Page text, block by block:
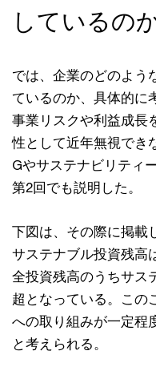
しているの
では、企業のどのよう
ているのか、具体的に
事業リスクや利益成⻑
性として近年無視でき
Gやサステナビリティ
第2回でも説明した。
下図は、その際に掲載
サステナブル投資残⾼
全投資残⾼のうちサス
超となっている。この
への取り組みが⼀定程
と考えられる。